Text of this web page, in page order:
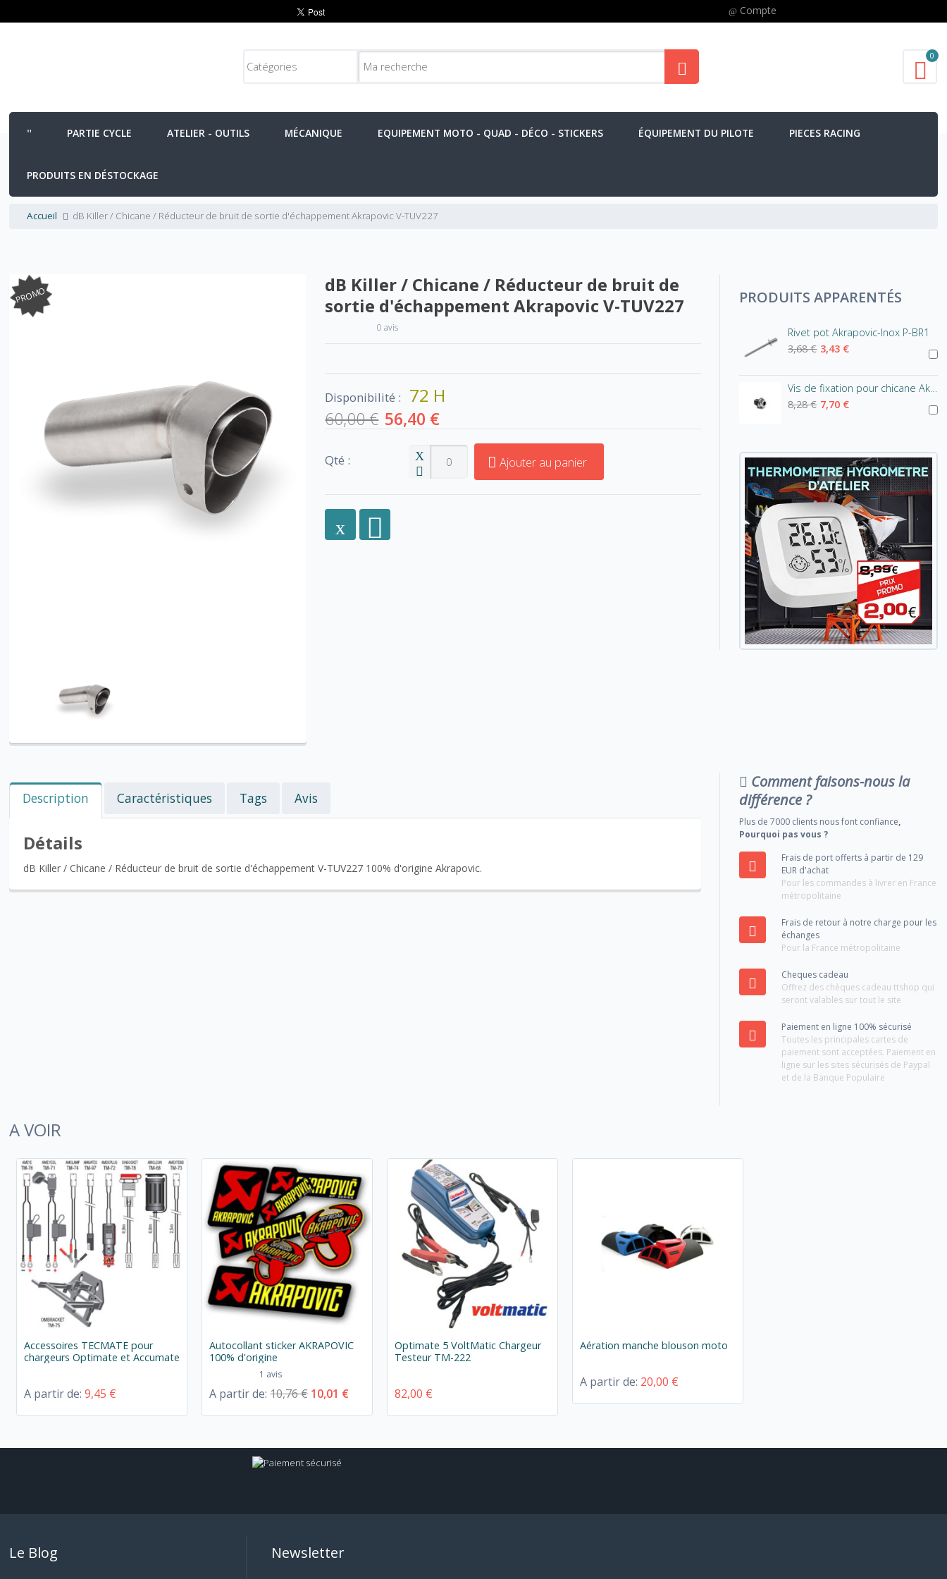
Compte
0
PARTIE CYCLE ATELIER - OUTILS MÉCANIQUE EQUIPEMENT MOTO - QUAD - DÉCO - STICKERS ÉQUIPEMENT DU PILOTE PIECES RACING
PRODUITS EN DÉSTOCKAGE
Accueil dB Killer / Chicane / Réducteur de bruit de sortie d'échappement Akrapovic V-TUV227
PROMO
dB Killer / Chicane / Réducteur de bruit de
sortie d'échappement Akrapovic V-TUV227
0 avis
Disponibilité : 72 H
60,00 € 56,40 €
Qté : Ajouter au panier
PRODUITS APPARENTÉS
Rivet pot Akrapovic-Inox P-BR1
3,68 € 3,43 €
Vis de fixation pour chicane Akrapovic - tête hexagonale
8,28 € 7,70 €
Description Caractéristiques Tags Avis
Détails
dB Killer / Chicane / Réducteur de bruit de sortie d'échappement V-TUV227 100% d'origine Akrapovic.
Comment faisons-nous la
différence ?
Plus de 7000 clients nous font confiance,
Pourquoi pas vous ?
Frais de port offerts à partir de 129
EUR d'achat
Pour les commandes à livrer en France
métropolitaine
Frais de retour à notre charge pour les
échanges
Pour la France métropolitaine
Cheques cadeau
Offrez des chèques cadeau ttshop qui
seront valables sur tout le site
Paiement en ligne 100% sécurisé
Toutes les principales cartes de
paiement sont acceptées. Paiement en
ligne sur les sites sécurisés de Paypal
et de la Banque Populaire
A VOIR
Accessoires TECMATE pour
chargeurs Optimate et Accumate
A partir de:9,45 €
Autocollant sticker AKRAPOVIC
100% d'origine
1 avis
A partir de:10,76 € 10,01 €
Optimate 5 VoltMatic Chargeur
Testeur TM-222
82,00 €
Aération manche blouson moto
A partir de: 20,00 €
Le Blog Newsletter